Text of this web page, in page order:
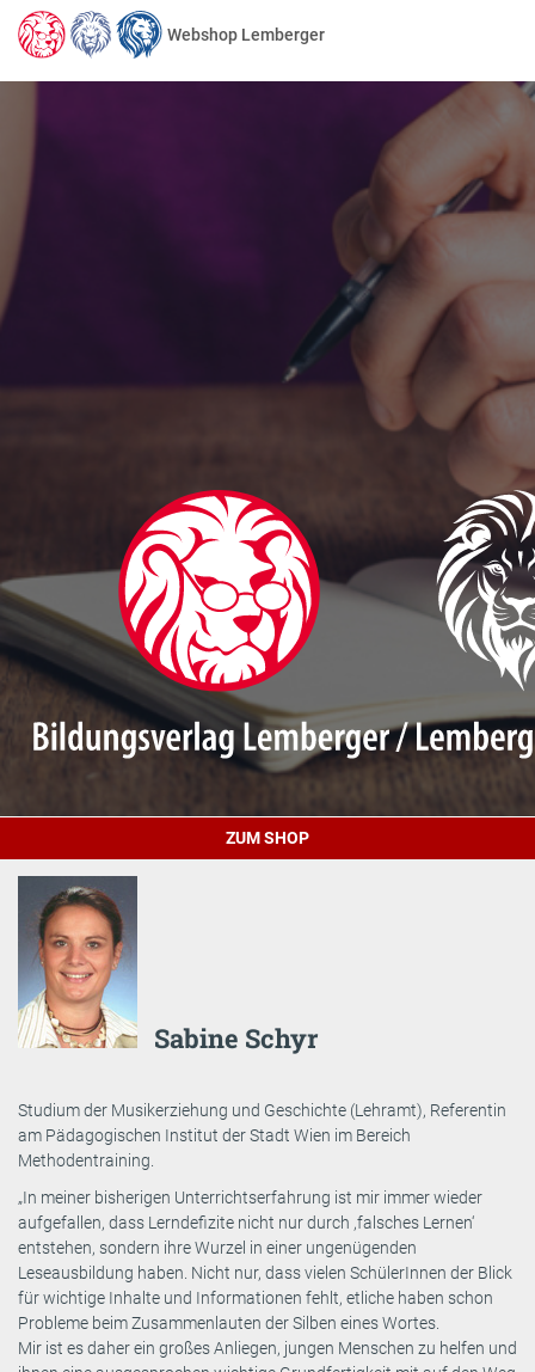
Webshop Lemberger
ZUM SHOP
Sabine Schyr
Studium der Musikerziehung und Geschichte (Lehramt), Referentin
am Pädagogischen Institut der Stadt Wien im Bereich
Methodentraining.
„In meiner bisherigen Unterrichtserfahrung ist mir immer wieder
aufgefallen, dass Lerndefizite nicht nur durch ,falsches Lernen‘
entstehen, sondern ihre Wurzel in einer ungenügenden
Leseausbildung haben. Nicht nur, dass vielen SchülerInnen der Blick
für wichtige Inhalte und Informationen fehlt, etliche haben schon
Probleme beim Zusammenlauten der Silben eines Wortes.
Mir ist es daher ein großes Anliegen, jungen Menschen zu helfen und